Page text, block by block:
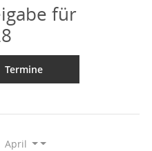
für
Termine
April